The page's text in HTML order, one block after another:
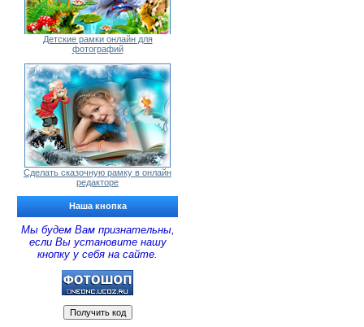
Детские рамки онлайн для
фотографий
Сделать сказочную рамку в онлайн
редакторе
Наша кнопка
Мы будем Вам признательны,
если Вы установите нашу
кнопку у себя на сайте.